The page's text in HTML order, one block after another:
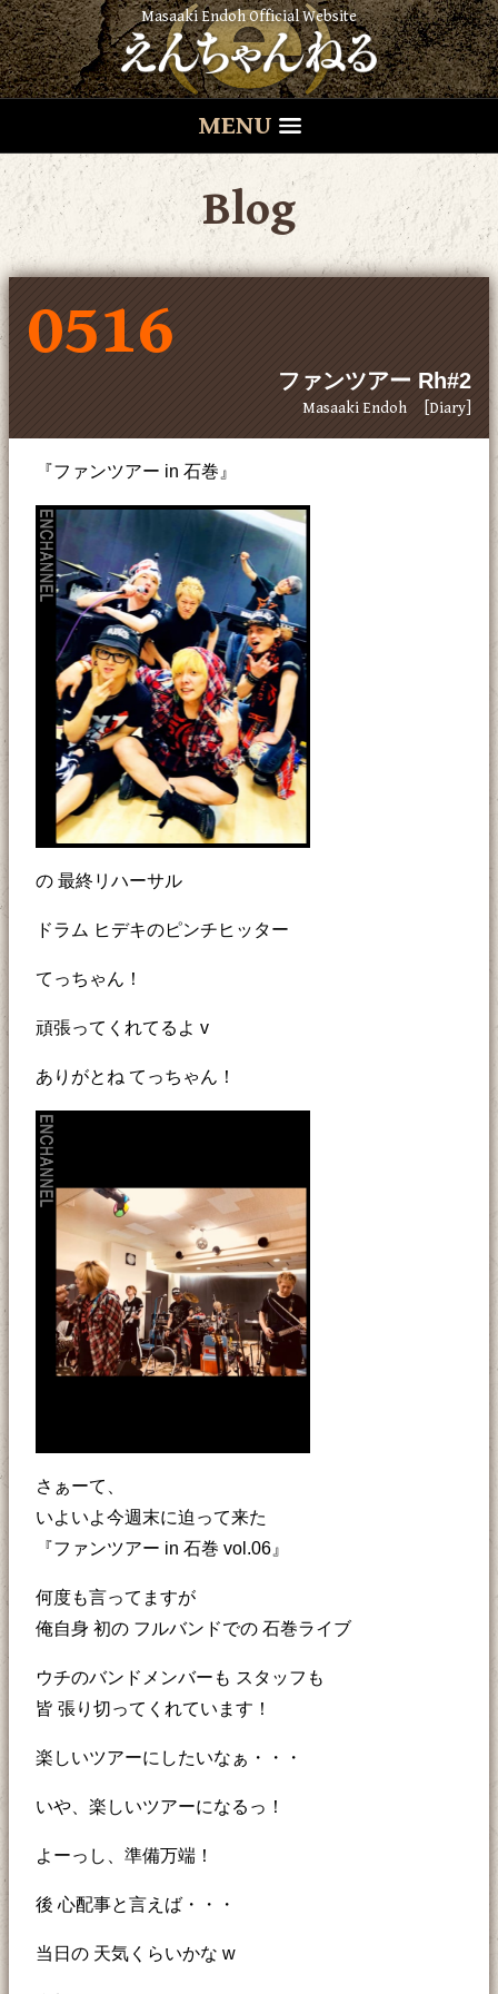
Masaaki Endoh Official Website
MENU
Blog
0516
ファンツアー Rh#2
Masaaki Endoh [Diary]
『ファンツアー in 石巻』
の 最終リハーサル
ドラム ヒデキのピンチヒッター
てっちゃん！
頑張ってくれてるよ v
ありがとね てっちゃん！
さぁーて、
いよいよ今週末に迫って来た
『ファンツアー in 石巻 vol.06』
何度も言ってますが
俺自身 初の フルバンドでの 石巻ライブ
ウチのバンドメンバーも スタッフも
皆 張り切ってくれています！
楽しいツアーにしたいなぁ・・・
いや、楽しいツアーになるっ！
よーっし、準備万端！
後 心配事と言えば・・・
当日の 天気くらいかな w